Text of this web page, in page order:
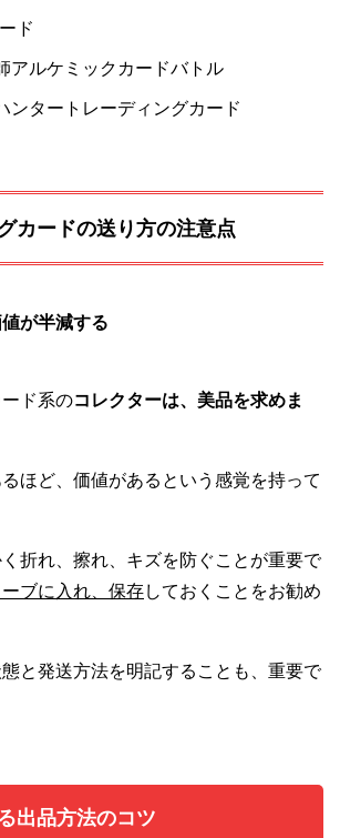
ド
アルケミックカードバトル
ンタートレーディングカード
カードの送り方の注意点
が半減する
ード系のコレクターは、美品を求めま
ほど、価値があるという感覚を持って
折れ、擦れ、キズを防ぐことが重要で
ブに入れ、保存しておくことをお勧め
と発送方法を明記することも、重要で
出品方法のコツ